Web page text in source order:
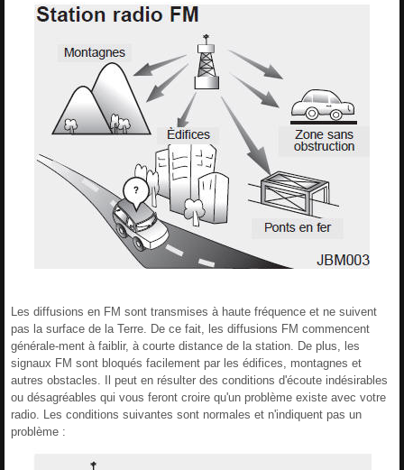
Les diffusions en FM sont transmises à haute fréquence et ne suivent
pas la surface de la Terre. De ce fait, les diffusions FM commencent
générale-ment à faiblir, à courte distance de la station. De plus, les
signaux FM sont bloqués facilement par les édifices, montagnes et
autres obstacles. Il peut en résulter des conditions d'écoute indésirables
ou désagréables qui vous feront croire qu'un problème existe avec votre
radio. Les conditions suivantes sont normales et n'indiquent pas un
problème :